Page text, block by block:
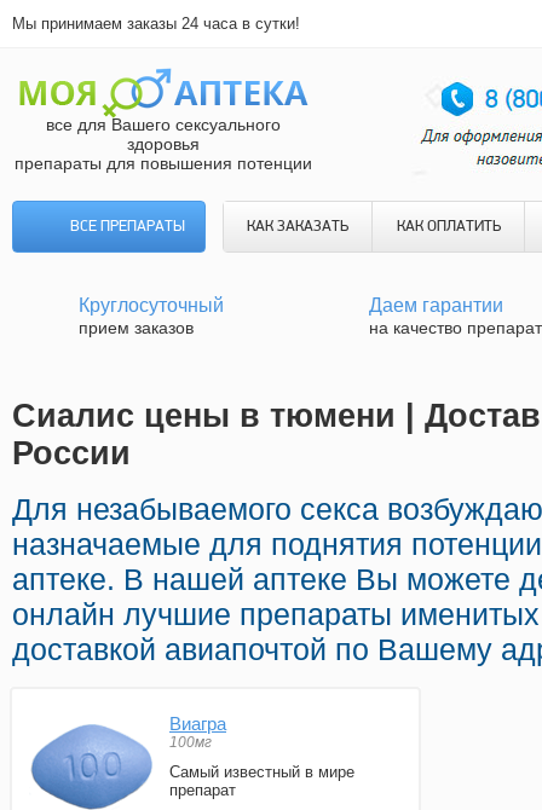
Мы принимаем заказы 24 часа в сутки!
все для Вашего сексуального
здоровья
препараты для повышения потенции
ВСЕ ПРЕПАРАТЫ КАК ЗАКАЗАТЬ КАК ОПЛАТИТЬ
Круглосуточный
прием заказов
Даем гарантии
на качество
Сиалис цены в тюмени |
России
Для незабываемого секса
назначаемые для поднятия
аптеке. В нашей аптеке Вы можете
онлайн лучшие препараты
доставкой авиапочтой по Вашему
Виагра
100мг
Самый известный в мире
препарат